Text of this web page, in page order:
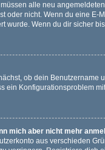
alle neu
oder nicht. Wenn du eine
wurde. Wenn du dir sicher
ob dein
ein Konfigurationsproblem
mich aber nicht mehr
aus verschieden